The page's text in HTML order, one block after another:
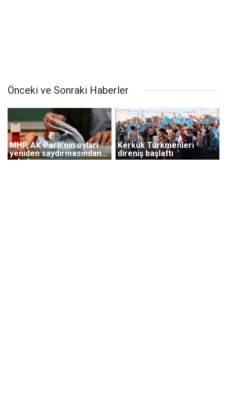
Önceki ve Sonraki Haberler
MHP, AK Parti'nin oyları
yeniden saydırmasından
rahatsız
Kerkük Türkmenleri
direniş başlattı